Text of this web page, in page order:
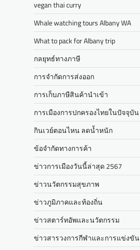
vegan thai curry
Whale watching tours Albany WA
What to pack for Albany trip
กลยุทธ์ทางภาษี
การจำกัดการส่งออก
การเก็บภาษีสินค้านำเข้า
การเมืองการปกครองไทยในปัจจุบัน
กินเวย์ตอนไหน ลดน้ำหนัก
ข้อจำกัดทางการค้า
ข่าวการเมืองวันนี้ล่าสุด 2567
ข่าวนวัตกรรมสุขภาพ
ข่าวภูมิภาคและท้องถิ่น
ข่าวสตาร์ทอัพและนวัตกรรม
ข่าวสารวงการกีฬาและการแข่งขัน